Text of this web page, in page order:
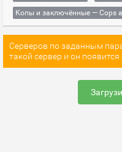
Копы и заключённые — Cops
Серверов по заданным
такой сервер и он появится